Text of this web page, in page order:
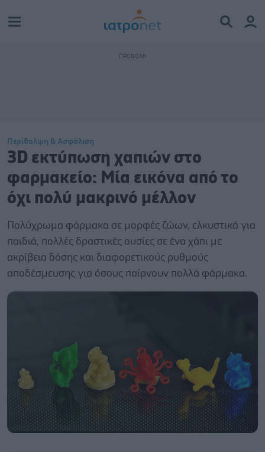
Περίθαλψη & Ασφάλιση
3D εκτύπωση χαπιών στο
φαρμακείο: Μία εικόνα από το
όχι πολύ μακρινό μέλλον
Πολύχρωμα φάρμακα σε μορφές ζώων, ελκυστικά για
παιδιά, πολλές δραστικές ουσίες σε ένα χάπι με
ακρίβεια δόσης και διαφορετικούς ρυθμούς
αποδέσμευσης για όσους παίρνουν πολλά φάρμακα.